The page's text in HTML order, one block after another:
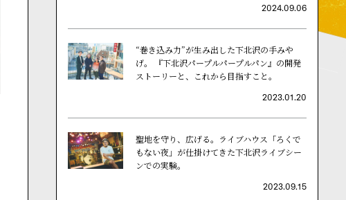
2024.09.06
“巻き込み力”が生み出した下北沢の手みや
げ。 『下北沢パープルパープルパン』の開発
ストーリーと、これから目指すこと。
2023.01.20
聖地を守り、広げる。ライブハウス「ろくで
もない夜」が仕掛けてきた下北沢ライブシー
ンでの実験。
2023.09.15